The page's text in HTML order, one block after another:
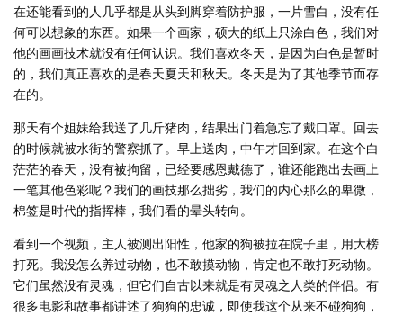
在还能看到的人几乎都是从头到脚穿着防护服，一片雪白，没有任
何可以想象的东西。如果一个画家，硕大的纸上只涂白色，我们对
他的画画技术就没有任何认识。我们喜欢冬天，是因为白色是暂时
的，我们真正喜欢的是春天夏天和秋天。冬天是为了其他季节而存
在的。
那天有个姐妹给我送了几斤猪肉，结果出门着急忘了戴口罩。回去
的时候就被水街的警察抓了。早上送肉，中午才回到家。在这个白
茫茫的春天，没有被拘留，已经要感恩戴德了，谁还能跑出去画上
一笔其他色彩呢？我们的画技那么拙劣，我们的内心那么的卑微，
棉签是时代的指挥棒，我们看的晕头转向。
看到一个视频，主人被测出阳性，他家的狗被拉在院子里，用大榜
打死。我没怎么养过动物，也不敢摸动物，肯定也不敢打死动物。
它们虽然没有灵魂，但它们自古以来就是有灵魂之人类的伴侣。有
很多电影和故事都讲述了狗狗的忠诚，即使我这个从来不碰狗狗，